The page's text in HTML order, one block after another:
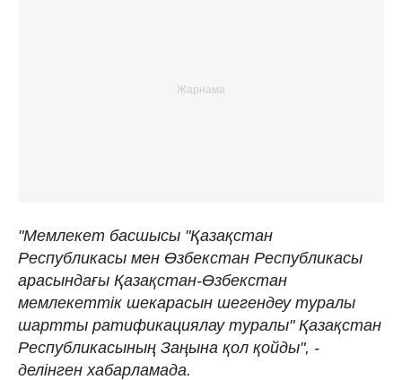
"Мемлекет басшысы "Қазақстан
Республикасы мен Өзбекстан Республикасы
арасындағы Қазақстан-Өзбекстан
мемлекеттік шекарасын шегендеу туралы
шартты ратификациялау туралы" Қазақстан
Республикасының Заңына қол қойды", -
делінген хабарламада.